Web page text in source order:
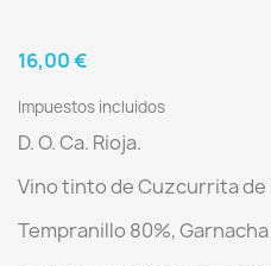
16,00 €
Impuestos incluidos
D. O. Ca. Rioja.
Vino tinto de Cuzcurrita de
Tempranillo 80%, Garnacha